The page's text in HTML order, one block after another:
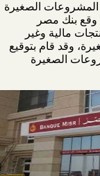
المشروعات الصغيرة
وقع بنك مصر
مالية وغير
وقد قام بتوقيع
الصغيرة